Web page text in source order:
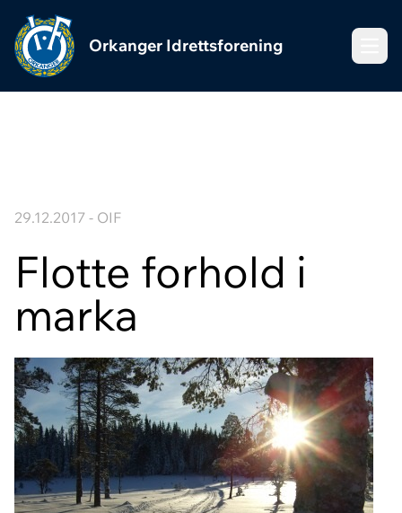
Orkanger Idrettsforening
29.12.2017 - OIF
Flotte forhold i
marka